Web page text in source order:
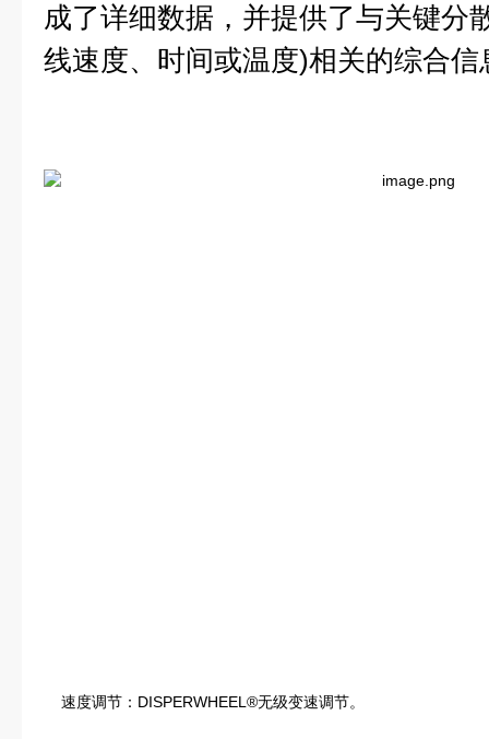
成了详细数据，并提供了与关键分
线速度、时间或温度)相关的综合信
速度调节：DISPERWHEEL®无级变速调节。